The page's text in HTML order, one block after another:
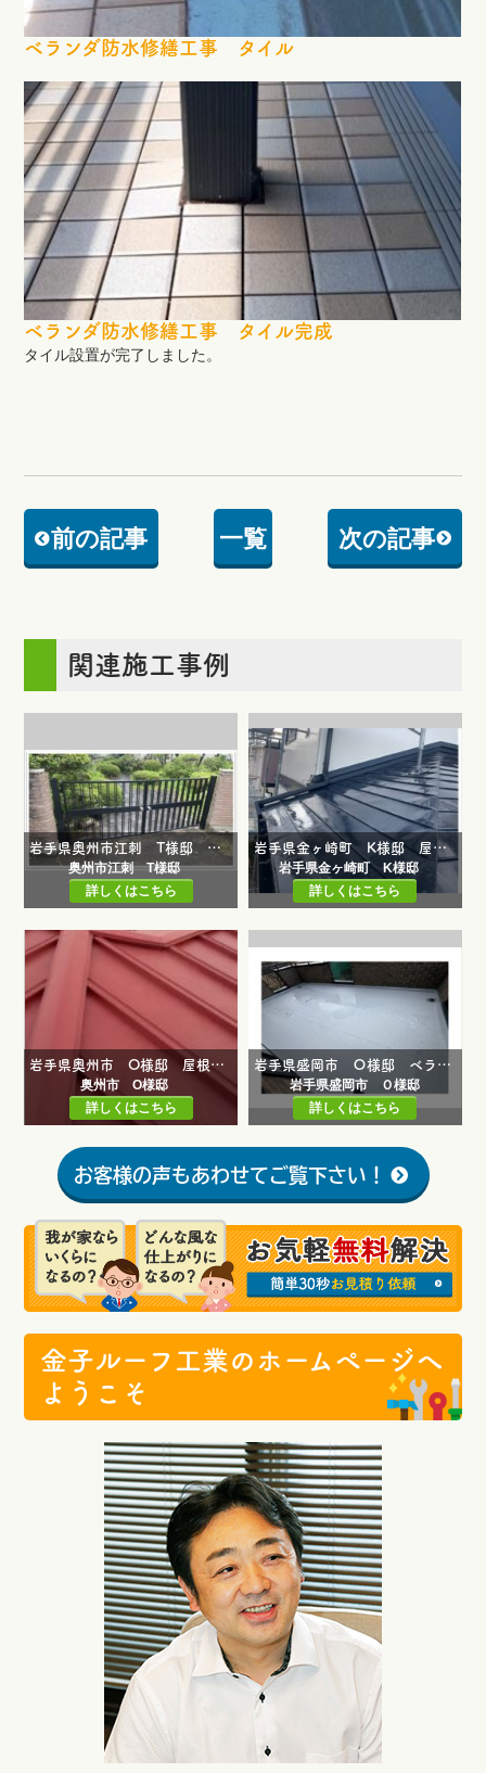
ベランダ防水修繕工事 タイル
ベランダ防水修繕工事 タイル完成
タイル設置が完了しました。
前の記事 一覧 次の記事
関連施工事例
岩手県奥州市江刺 T様邸 フェンス修繕工事・ウッドデッキ塗装工事
奥州市江刺 T様邸
詳しくはこちら
岩手県金ヶ崎町 K様邸 屋根葺替え工事・雨どい修繕工事・一部外壁応急処置補修工事・ベランダ塗装工事・屋根塗装工事・雪止取付け工事
岩手県金ヶ崎町 K様邸
詳しくはこちら
岩手県奥州市 O様邸 屋根カバー工事・ベランダ修繕工事
奥州市 O様邸
詳しくはこちら
岩手県盛岡市 Ｏ様邸 ベランダ防水修繕工事
岩手県盛岡市 Ｏ様邸
詳しくはこちら
お客様の声もあわせてご覧下さい！
金子ルーフ工業のホームページへ
ようこそ